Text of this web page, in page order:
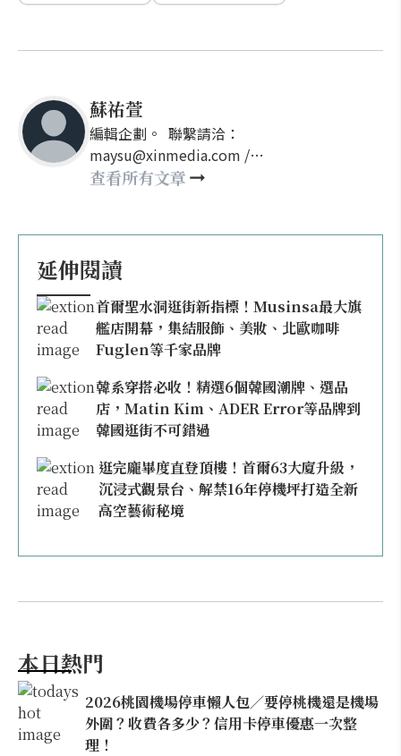
蘇祐萱
編輯企劃。 聯繫請洽：
maysu@xinmedia.com /
may860527@gmail.com
查看所有文章
延伸閱讀
首爾聖水洞逛街新指標！Musinsa最大旗
艦店開幕，集結服飾、美妝、北歐咖啡
Fuglen等千家品牌
韓系穿搭必收！精選6個韓國潮牌、選品
店，Matin Kim、ADER Error等品牌到
韓國逛街不可錯過
逛完龐畢度直登頂樓！首爾63大廈升級，
沉浸式觀景台、解禁16年停機坪打造全新
高空藝術秘境
本日熱門
2026桃園機場停車懶人包／要停桃機還是機場
外圍？收費各多少？信用卡停車優惠一次整
理！